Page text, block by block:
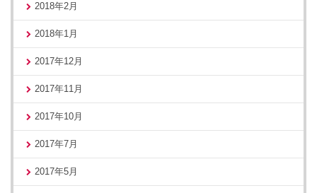
2018年2月
2018年1月
2017年12月
2017年11月
2017年10月
2017年7月
2017年5月